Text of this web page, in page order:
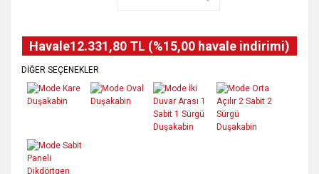
Havale12.331,80 TL (%15,00 havale indirimi)
DİĞER SEÇENEKLER